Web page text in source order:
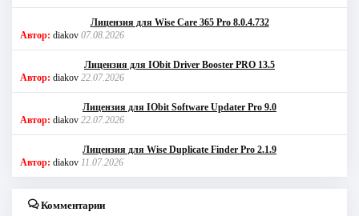
Лицензия для Wise Care 365 Pro 8.0.4.732
Автор: diakov 07.08.2026
Лицензия для IObit Driver Booster PRO 13.5
Автор: diakov 22.07.2026
Лицензия для IObit Software Updater Pro 9.0
Автор: diakov 22.07.2026
Лицензия для Wise Duplicate Finder Pro 2.1.9
Автор: diakov 11.07.2026
Комментарии